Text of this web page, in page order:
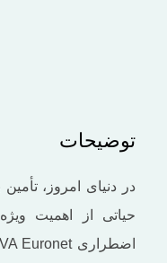
توضیحات
در دنیای امروز،
حیاتی از اهمیت